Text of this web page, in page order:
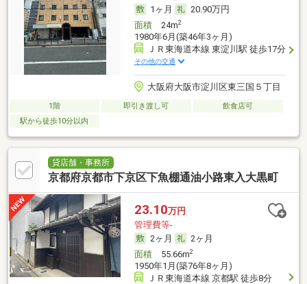
1ヶ月
20.90万円
面積24m2
1980年6月(築46年3ヶ月)
ＪＲ東海道本線 東淀川駅 徒歩17分
その他の交通
大阪府大阪市淀川区東三国５丁目
1階 即引き渡し可
飲食店可
駅から徒歩10分以内
貸店舗・事務所
京都府京都市下京区下魚棚通油小路東入大黒町
23.10万円
管理費等-
2ヶ月
2ヶ月
面積55.66m2
1950年1月(築76年8ヶ月)
ＪＲ東海道本線 京都駅 徒歩8分